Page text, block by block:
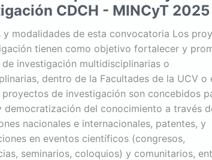
CDCH - MINCyT 2025
y modalidades de esta convocatoria Los
tienen como objetivo fortalecer y
investigación multidisciplinarias o
dentro de la Facultades de la UCV o
proyectos de investigación son concebidos
democratización del conocimiento a través
nacionales e internacionales, patentes, y
en eventos científicos (congresos,
seminarios, coloquios) y comunitarios,